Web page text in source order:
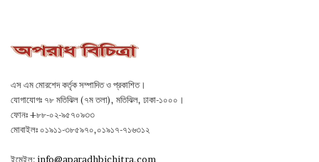
এস এম মোরশেদ কর্তৃক সম্পাদিত ও প্রকাশিত।
যোগাযোগঃ ৭৮ মতিঝিল (৭ম তলা), মতিঝিল, ঢাকা-১০০০।
ফোনঃ +৮৮-০২-৯৫৭০৯৩৩
মোবাইলঃ ০১৯১১-৩৮৫৯৭০,০১৯১৭-৭১৬৩১২
ইমেইল:info@aparadhbichitra.com